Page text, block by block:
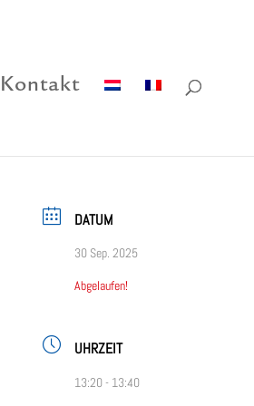
Kontakt
DATUM
30 Sep. 2025
Abgelaufen!
UHRZEIT
13:20 - 13:40